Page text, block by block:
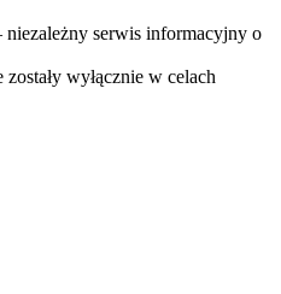
serwis informacyjny o
wyłącznie w celach